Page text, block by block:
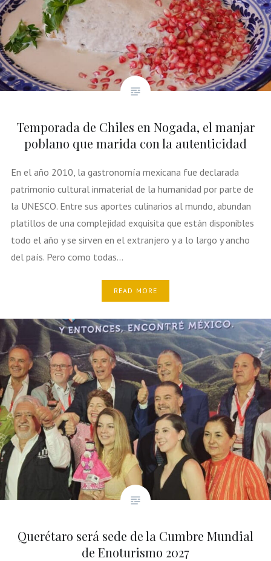
Temporada de Chiles en Nogada, el manjar
poblano que marida con la autenticidad
En el año 2010, la gastronomía mexicana fue declarada
patrimonio cultural inmaterial de la humanidad por parte de
la UNESCO. Entre sus aportes culinarios al mundo, abundan
platillos de una complejidad exquisita que están disponibles
todo el año y se sirven en el extranjero y a lo largo y ancho
del país. Pero como todas…
READ MORE
Querétaro será sede de la Cumbre Mundial
de Enoturismo 2027